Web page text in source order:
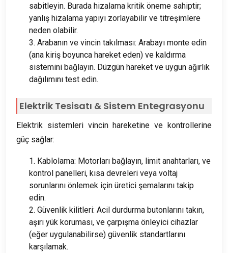
sabitleyin. Burada hizalama kritik öneme sahiptir;
yanlış hizalama yapıyı zorlayabilir ve titreşimlere
neden olabilir.
3. Arabanın ve vincin takılması: Arabayı monte edin
(ana kiriş boyunca hareket eden) ve kaldırma
sistemini bağlayın. Düzgün hareket ve uygun ağırlık
dağılımını test edin.
Elektrik Tesisatı & Sistem Entegrasyonu
Elektrik sistemleri vincin hareketine ve kontrollerine
güç sağlar:
1. Kablolama: Motorları bağlayın, limit anahtarları, ve
kontrol panelleri, kısa devreleri veya voltaj
sorunlarını önlemek için üretici şemalarını takip
edin.
2. Güvenlik kilitleri: Acil durdurma butonlarını takın,
aşırı yük koruması, ve çarpışma önleyici cihazlar
(eğer uygulanabilirse) güvenlik standartlarını
karşılamak.